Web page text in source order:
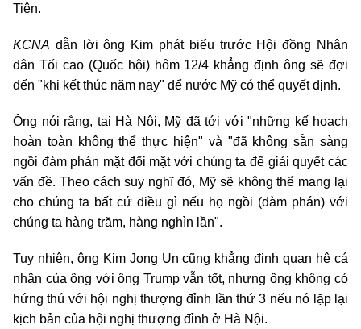
Tiên.
KCNA dẫn lời ông Kim phát biểu trước Hội đồng Nhân
dân Tối cao (Quốc hội) hôm 12/4 khẳng định ông sẽ đợi
đến "khi kết thúc năm nay" để nước Mỹ có thể quyết định.
Ông nói rằng, tại Hà Nội, Mỹ đã tới với "những kế hoạch
hoàn toàn không thể thực hiện" và "đã không sẵn sàng
ngồi đàm phán mặt đối mặt với chúng ta để giải quyết các
vấn đề. Theo cách suy nghĩ đó, Mỹ sẽ không thể mang lại
cho chúng ta bất cứ điều gì nếu họ ngồi (đàm phán) với
chúng ta hàng trăm, hàng nghìn lần".
Tuy nhiên, ông Kim Jong Un cũng khẳng định quan hệ cá
nhân của ông với ông Trump vẫn tốt, nhưng ông không có
hứng thú với hội nghị thượng đỉnh lần thứ 3 nếu nó lặp lại
kịch bản của hội nghị thượng đỉnh ở Hà Nội.